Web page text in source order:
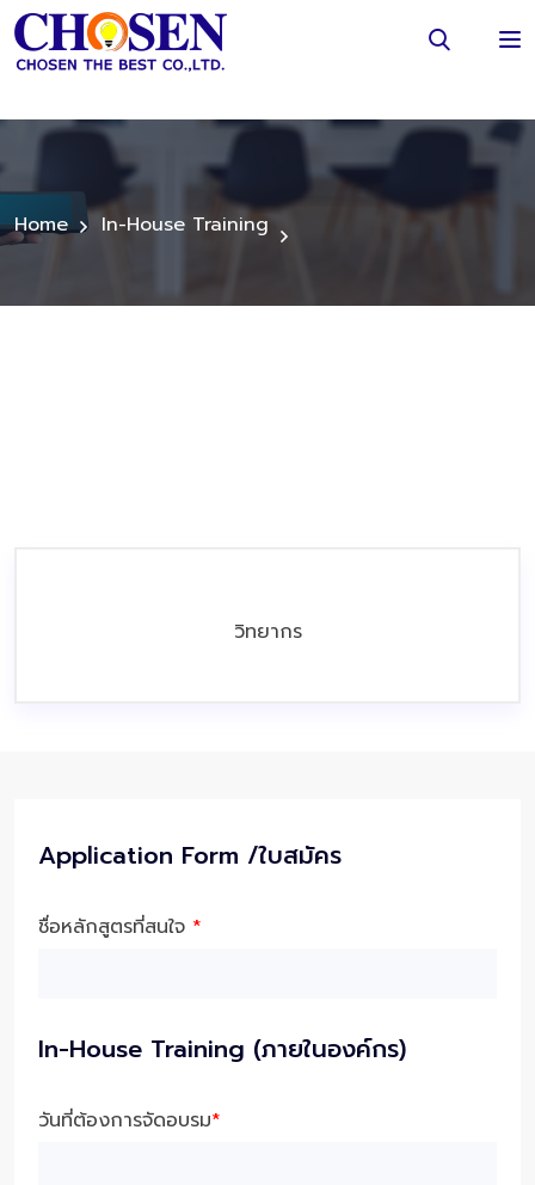
Home In-House Training
วิทยากร
Application Form /ใบสมัคร
ชื่อหลักสูตรที่สนใจ *
In-House Training (ภายในองค์กร)
วันที่ต้องการจัดอบรม*